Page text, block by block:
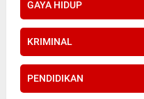
GAYA HIDUP
KRIMINAL
PENDIDIKAN